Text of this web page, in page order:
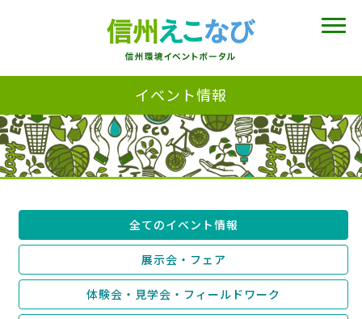
イベント情報
全てのイベント情報
展示会・フェア
体験会・見学会・フィールドワーク